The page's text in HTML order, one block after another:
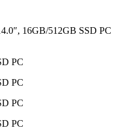
16GB/512GB SSD PC